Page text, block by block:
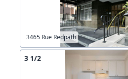
3465 Rue Redpath
3 1/2